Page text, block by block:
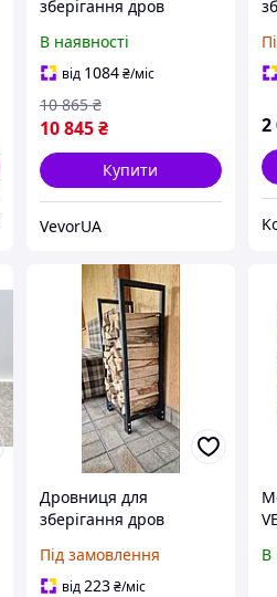
зберігання дров
вологостійким чохлом
на 400 кг, VEVOR
В наявності
від 1084 ₴/міс
10 845 ₴
10 865 ₴
Купити
VevorUA
2
Дровниця для
зберігання дров
600х300х900мм
Kompred OL466/1
Під замовлення
від223 ₴/міс
В